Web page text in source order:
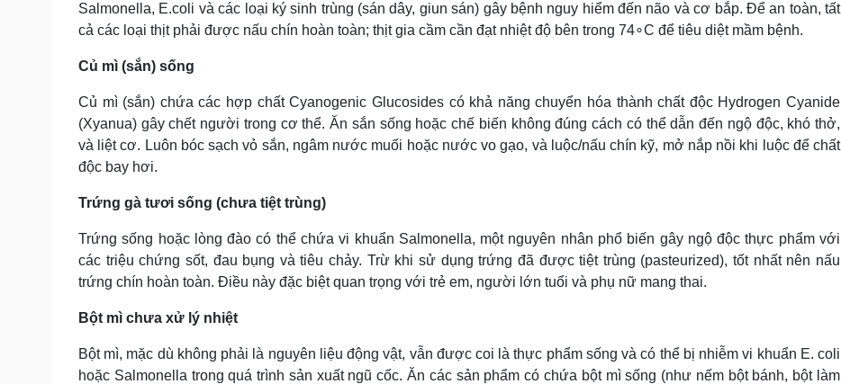
Salmonella, E.coli và các loại ký sinh trùng (sán dây, giun sán) gây bệnh nguy hiểm đến não và cơ bắp. Để an toàn, tất
cả các loại thịt phải được nấu chín hoàn toàn; thịt gia cầm cần đạt nhiệt độ bên trong 74∘C để tiêu diệt mầm bệnh.
Củ mì (sắn) sống
Củ mì (sắn) chứa các hợp chất Cyanogenic Glucosides có khả năng chuyển hóa thành chất độc Hydrogen Cyanide
(Xyanua) gây chết người trong cơ thể. Ăn sắn sống hoặc chế biến không đúng cách có thể dẫn đến ngộ độc, khó thở,
và liệt cơ. Luôn bóc sạch vỏ sắn, ngâm nước muối hoặc nước vo gạo, và luộc/nấu chín kỹ, mở nắp nồi khi luộc để chất
độc bay hơi.
Trứng gà tươi sống (chưa tiệt trùng)
Trứng sống hoặc lòng đào có thể chứa vi khuẩn Salmonella, một nguyên nhân phổ biến gây ngộ độc thực phẩm với
các triệu chứng sốt, đau bụng và tiêu chảy. Trừ khi sử dụng trứng đã được tiệt trùng (pasteurized), tốt nhất nên nấu
trứng chín hoàn toàn. Điều này đặc biệt quan trọng với trẻ em, người lớn tuổi và phụ nữ mang thai.
Bột mì chưa xử lý nhiệt
Bột mì, mặc dù không phải là nguyên liệu động vật, vẫn được coi là thực phẩm sống và có thể bị nhiễm vi khuẩn E. coli
hoặc Salmonella trong quá trình sản xuất ngũ cốc. Ăn các sản phẩm có chứa bột mì sống (như nếm bột bánh, bột làm